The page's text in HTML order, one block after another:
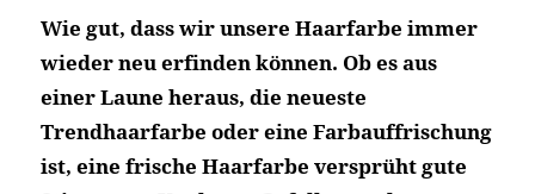
Wie gut, dass wir unsere Haarfarbe immer
wieder neu erfinden können. Ob es aus
einer Laune heraus, die neueste
Trendhaarfarbe oder eine Farbauffrischung
ist, eine frische Haarfarbe versprüht gute